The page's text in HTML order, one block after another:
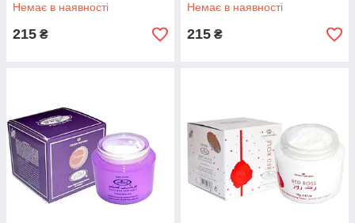
Немає в наявності
215 ₴
Немає в наявності
215 ₴